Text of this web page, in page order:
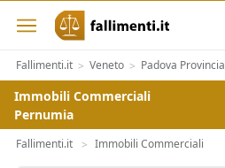
Fallimenti.it > Veneto > Padova Provincia
Immobili Commerciali
Pernumia
Fallimenti.it > Immobili Commerciali